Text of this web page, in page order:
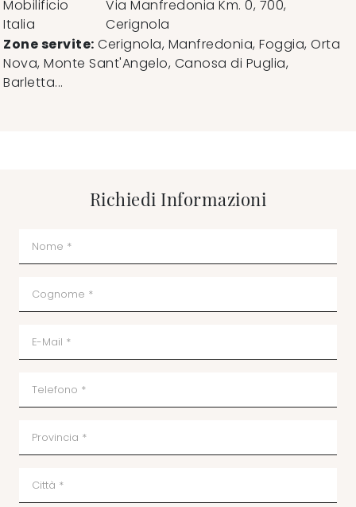
Mobilificio
Italia
Via Manfredonia Km. 0, 700,
Cerignola
Zone servite: Cerignola, Manfredonia, Foggia, Orta
Nova, Monte Sant'Angelo, Canosa di Puglia,
Barletta...
Richiedi Informazioni